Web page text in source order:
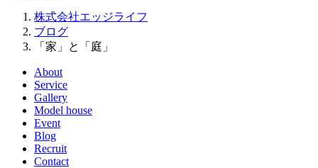
株式会社エッジライフ
ブログ
「家」と「庭」
About
Service
Gallery
Model house
Event
Blog
Recruit
Contact